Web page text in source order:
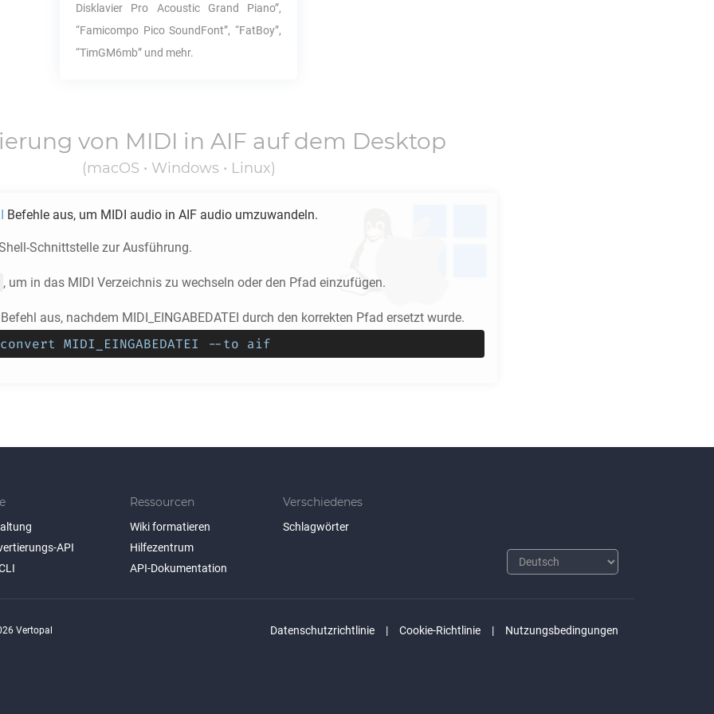
Disklavier Pro Acoustic Grand Piano”,
“Famicompo Pico SoundFont”, “FatBoy”,
“TimGM6mb” und mehr.
von MIDI in AIF auf dem Desktop
(macOS • Windows • Linux)
Befehle aus, um MIDI audio in AIF audio umzuwandeln.
Schnittstelle zur Ausführung.
, um in das MIDI Verzeichnis zu wechseln oder den Pfad einzufügen.
aus, nachdem MIDI_EINGABEDATEI durch den korrekten Pfad ersetzt wurde.
MIDI_EINGABEDATEI --to aif
API
Ressourcen
Wiki formatieren
Hilfezentrum
API-Dokumentation
Verschiedenes
Schlagwörter
Datenschutzrichtlinie Cookie-Richtlinie Nutzungsbedingungen
Vertopal